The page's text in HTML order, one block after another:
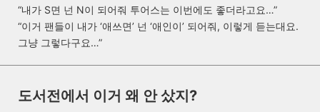
“내가 S면 넌 N이 되어줘 투어스는 이번에도 좋더라고요…”
“이거 팬들이 내가 ‘애쓰면’ 넌 ‘애인이’ 되어줘, 이렇게 듣는대요.
그냥 그렇다구요…”
도서전에서 이거 왜 안 샀지?